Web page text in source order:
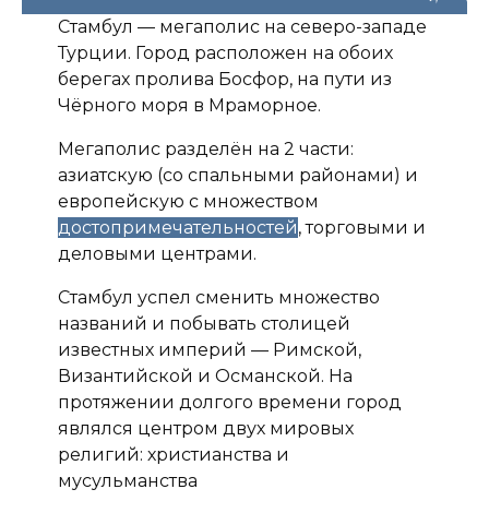
Стамбул — мегаполис на северо-западе
Турции. Город расположен на обоих
берегах пролива Босфор, на пути из
Чёрного моря в Мраморное.
Мегаполис разделён на 2 части:
азиатскую (со спальными районами) и
европейскую с множеством
достопримечательностей, торговыми и
деловыми центрами.
Стамбул успел сменить множество
названий и побывать столицей
известных империй — Римской,
Византийской и Османской. На
протяжении долгого времени город
являлся центром двух мировых
религий: христианства и
мусульманства